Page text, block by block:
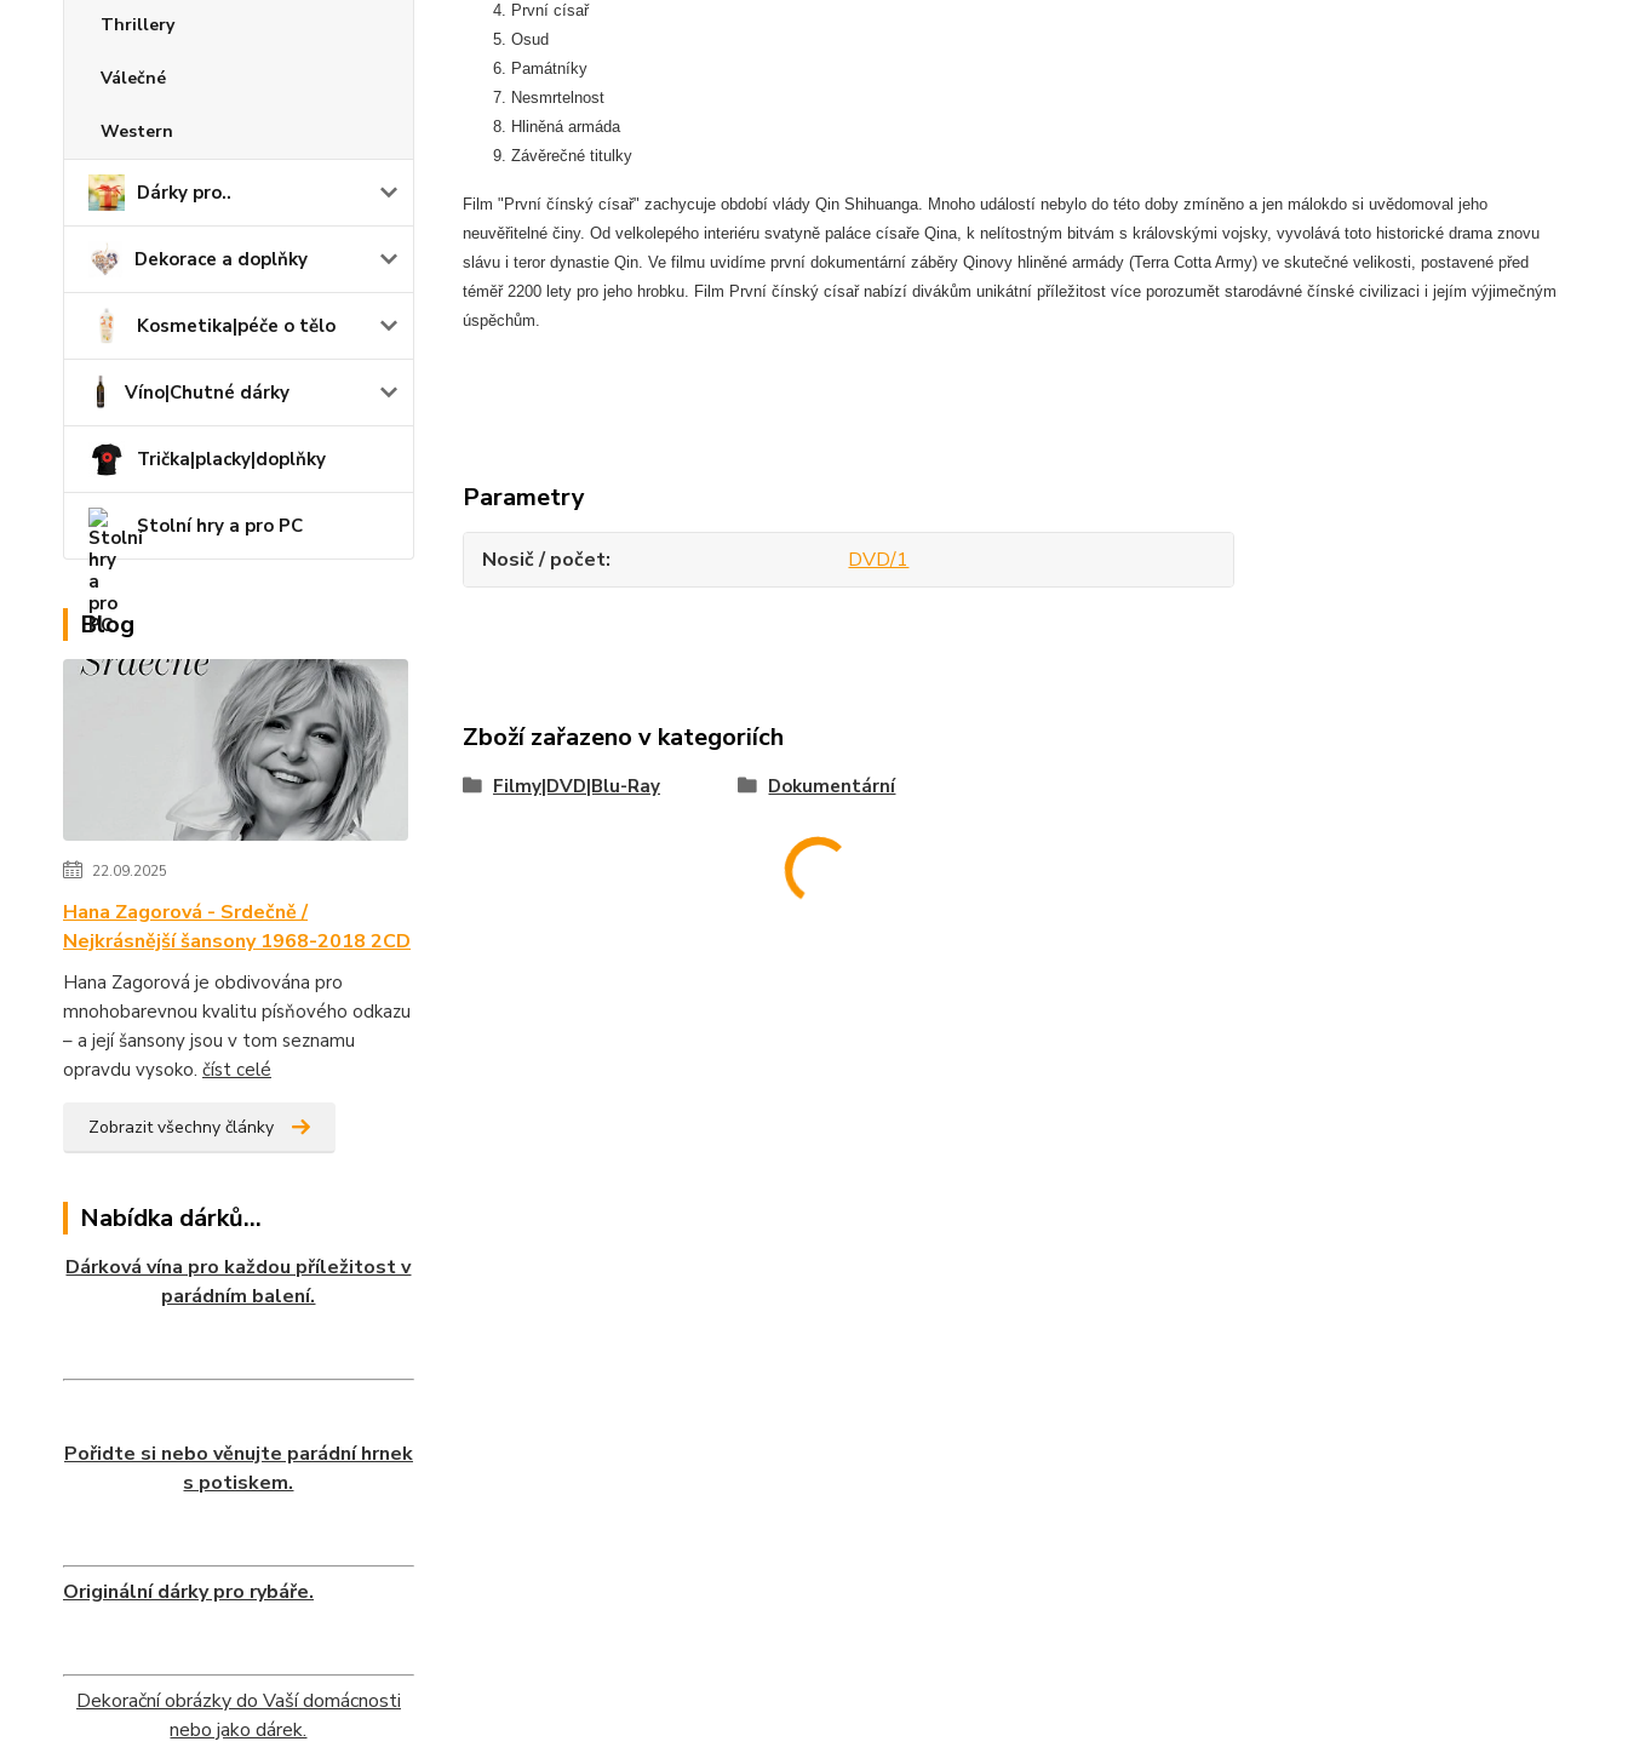
Thrillery
Válečné
Western
Dárky pro..
Dekorace a doplňky
Kosmetika|péče o tělo
Víno|Chutné dárky
Trička|placky|doplňky
Stolní hry a pro PC
Blog
22.09.2025
Hana Zagorová - Srdečně /
Nejkrásnější šansony 1968-2018 2CD
Hana Zagorová je obdivována pro
mnohobarevnou kvalitu písňového odkazu
– a její šansony jsou v tom seznamu
opravdu vysoko. číst celé
Zobrazit všechny články
Nabídka dárků...
Dárková vína pro každou příležitost v
parádním balení.
Pořidte si nebo věnujte parádní hrnek
s potiskem.
Originální dárky pro rybáře.
Dekorační obrázky do Vaší domácnosti
nebo jako dárek.
První císař
Osud
Památníky
Nesmrtelnost
Hliněná armáda
Závěrečné titulky
Film "První čínský císař" zachycuje období vlády Qin Shihuanga. Mnoho událostí nebylo do této doby zmíněno a jen málokdo si uvědomoval jeho
neuvěřitelné činy. Od velkolepého interiéru svatyně paláce císaře Qina, k nelítostným bitvám s královskými vojsky, vyvolává toto historické drama znovu
slávu i teror dynastie Qin. Ve filmu uvidíme první dokumentární záběry Qinovy hliněné armády (Terra Cotta Army) ve skutečné velikosti, postavené před
téměř 2200 lety pro jeho hrobku. Film První čínský císař nabízí divákům unikátní příležitost více porozumět starodávné čínské civilizaci i jejím výjimečným
úspěchům.
Parametry
Nosič / počet DVD/1
Zboží zařazeno v kategoriích
Filmy|DVD|Blu-Ray Dokumentární